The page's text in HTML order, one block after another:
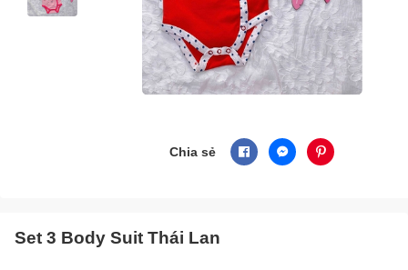
Chia sẻ
Set 3 Body Suit Thái Lan